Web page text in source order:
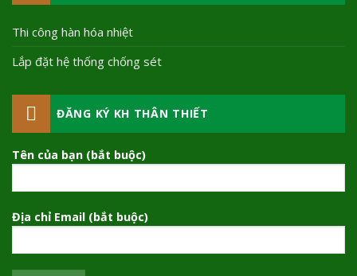
Thi công hàn hóa nhiệt
Lắp đặt hệ thống chống sét
ĐĂNG KÝ KH THÂN THIẾT
Tên của bạn (bắt buộc)
Địa chỉ Email (bắt buộc)